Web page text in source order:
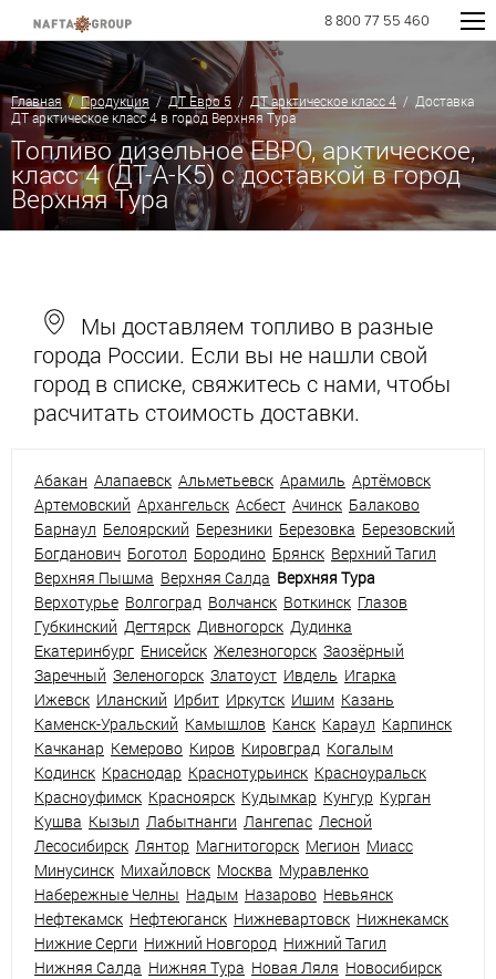
8 800 77 55 460
Главная/Продукция/ДТ Евро 5 / ДТ арктическое класс 4 / Доставка
ДТ арктическое класс 4 в город Верхняя Тура
Топливо дизельное ЕВРО, арктическое,
класс 4 (ДТ-А-К5) с доставкой в город
Верхняя Тура
Мы доставляем топливо в разные
города России. Если вы не нашли свой
город в списке, свяжитесь с нами, чтобы
расчитать стоимость доставки.
Абакан Алапаевск Альметьевск Арамиль Артёмовск
Артемовский Архангельск Асбест Ачинск Балаково
Барнаул Белоярский Березники Березовка Березовский
Богданович Боготол Бородино Брянск Верхний Тагил
Верхняя Пышма Верхняя Салда Верхняя Тура
Верхотурье Волгоград Волчанск Воткинск Глазов
Губкинский Дегтярск Дивногорск Дудинка
Екатеринбург Енисейск Железногорск Заозёрный
Заречный Зеленогорск Златоуст Ивдель Игарка
Ижевск Иланский Ирбит Иркутск Ишим Казань
Каменск-Уральский Камышлов Канск Караул Карпинск
Качканар Кемерово Киров Кировград Когалым
Кодинск Краснодар Краснотурьинск Красноуральск
Красноуфимск Красноярск Кудымкар Кунгур Курган
Кушва Кызыл Лабытнанги Лангепас Лесной
Лесосибирск Лянтор Магнитогорск Мегион Миасс
Минусинск Михайловск Москва Муравленко
Набережные Челны Надым Назарово Невьянск
Нефтекамск Нефтеюганск Нижневартовск Нижнекамск
Нижние Серги Нижний Новгород Нижний Тагил
Нижняя Салда Нижняя Тура Новая Ляля Новосибирск